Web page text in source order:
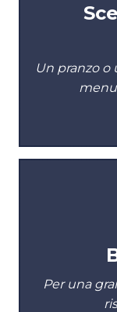
Un pranzo o
Per una